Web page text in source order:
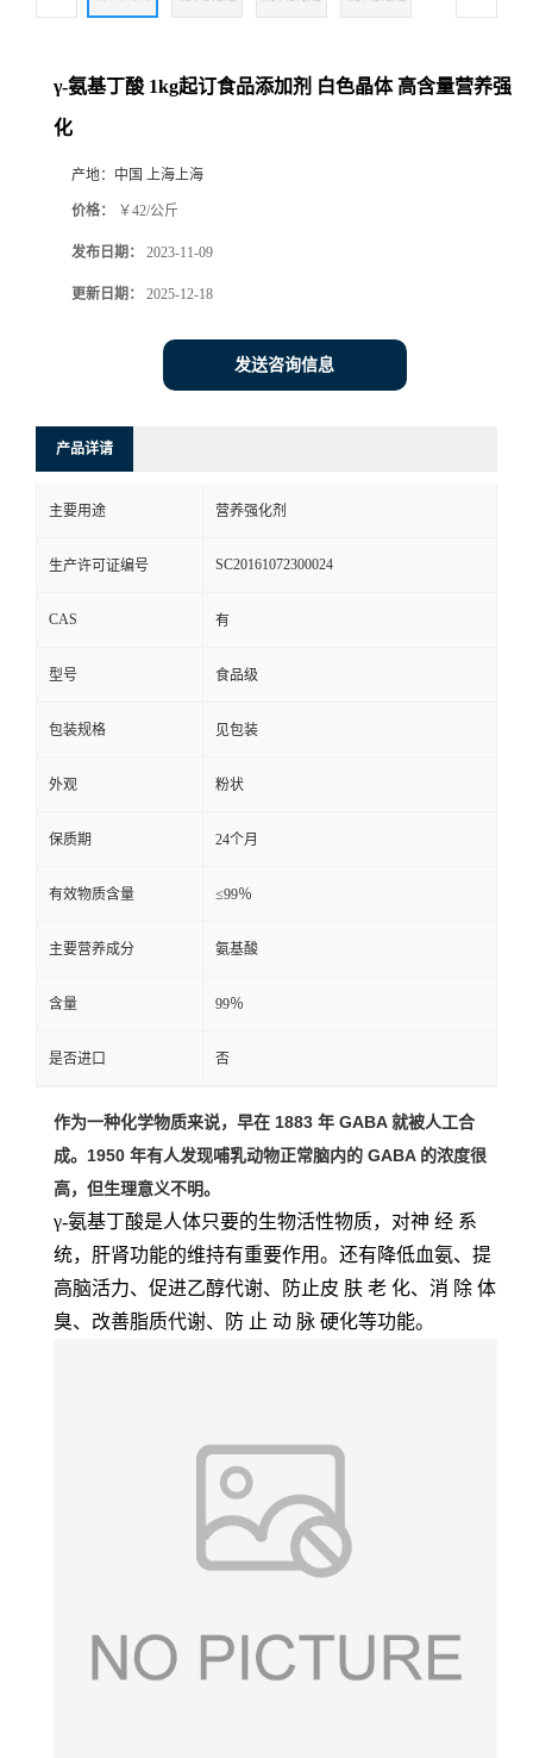
γ-氨基丁酸 1kg起订食品添加剂 白色晶体 高含量营养强
化
产地： 中国 上海上海
价格： ￥42/公斤
发布日期： 2023-11-09
更新日期： 2025-12-18
发送咨询信息
产品详请
主要用途 营养强化剂
生产许可证编号 SC20161072300024
CAS 有
型号 食品级
包装规格 见包装
外观 粉状
保质期 24个月
有效物质含量 ≤99％
主要营养成分 氨基酸
含量 99％
是否进口 否
作为一种化学物质来说，早在 1883 年 GABA 就被人工合
成。1950 年有人发现哺乳动物正常脑内的 GABA 的浓度很
高，但生理意义不明。
γ-氨基丁酸是人体只要的生物活性物质， 对神 经 系
统，肝肾功能的维持有重要作用。还有降低血氨、提
高脑活力、促进乙醇代谢、防止皮 肤 老 化、 消 除 体
臭、改善脂质代谢、 防 止 动 脉 硬化等功能。